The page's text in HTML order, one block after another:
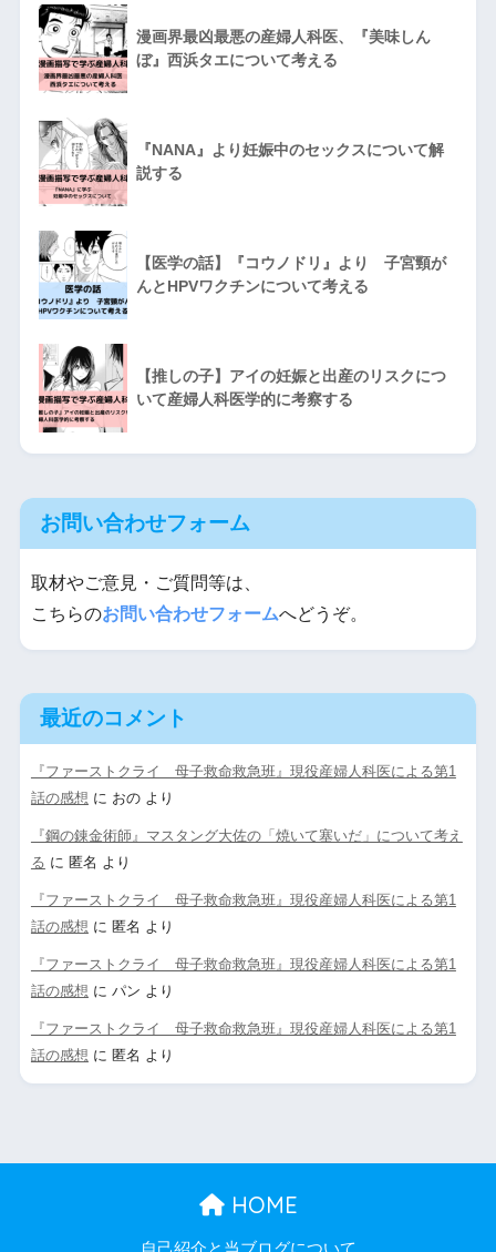
漫画界最凶最悪の産婦人科医、『美味しん
ぼ』西浜タエについて考える
『NANA』より妊娠中のセックスについて解
説する
【医学の話】『コウノドリ』より 子宮頸が
んとHPVワクチンについて考える
【推しの子】アイの妊娠と出産のリスクにつ
いて産婦人科医学的に考察する
お問い合わせフォーム
取材やご意見・ご質問等は、
こちらのお問い合わせフォームへどうぞ。
最近のコメント
『ファーストクライ 母子救命救急班』現役産婦人科医による第1
話の感想 に おのより
『鋼の錬金術師』マスタング大佐の「焼いて塞いだ」について考え
る に 匿名 より
『ファーストクライ 母子救命救急班』現役産婦人科医による第1
話の感想 に 匿名 より
『ファーストクライ 母子救命救急班』現役産婦人科医による第1
話の感想 に パン より
『ファーストクライ 母子救命救急班』現役産婦人科医による第1
話の感想 に 匿名 より
HOME